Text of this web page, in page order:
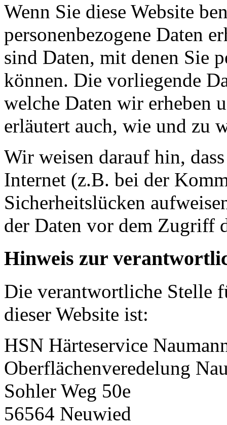
Wenn Sie diese Website
personenbezogene Daten
sind Daten, mit denen Sie
können. Die vorliegende
welche Daten wir erheben
erläutert auch, wie und zu
Wir weisen darauf hin,
Internet (z.B. bei der
Sicherheitslücken
der Daten vor dem Zugriff
Hinweis zur
Die verantwortliche Stelle
dieser Website ist:
HSN Härteservice
Oberflächenveredelung
Sohler Weg 50e
56564 Neuwied